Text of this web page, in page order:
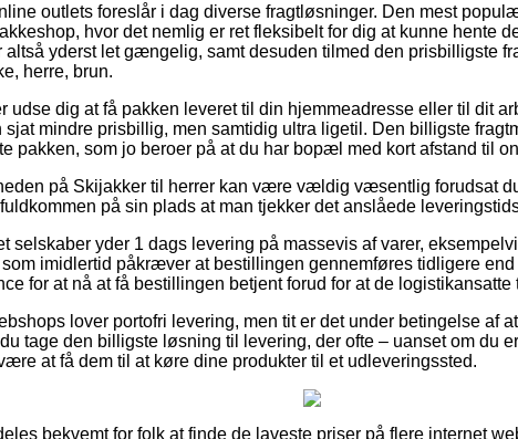
outlets foreslår i dag diverse fragtløsninger. Den mest
hvor det nemlig er ret fleksibelt for dig at kunne hente
altså yderst let gængelig, samt desuden tilmed den prisbilligste
herre, brun.
udse dig at få pakken leveret til din hjemmeadresse eller til dit
sjat mindre prisbillig, men samtidig ultra ligetil. Den billigste
pakken, som jo beroer på at du har bopæl med kort afstand til
på Skijakker til herrer kan være vældig væsentlig forudsat
på sin plads at man tjekker det anslåede
selskaber yder 1 dags levering på massevis af varer,
som imidlertid påkræver at bestillingen gennemføres tidligere
for at nå at få bestillingen betjent forud for at de logistikansatte
lover portofri levering, men tit er det under betingelse af
tage den billigste løsning til levering, der ofte – uanset om du
at få dem til at køre dine produkter til et udleveringssted.
bekvemt for folk at finde de laveste priser på flere internet